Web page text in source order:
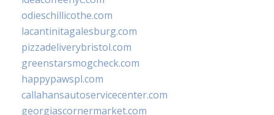
odieschillicothe.com
lacantinitagalesburg.com
pizzadeliverybristol.com
greenstarsmogcheck.com
happypawspl.com
callahansautoservicecenter.com
georgiascornermarket.com